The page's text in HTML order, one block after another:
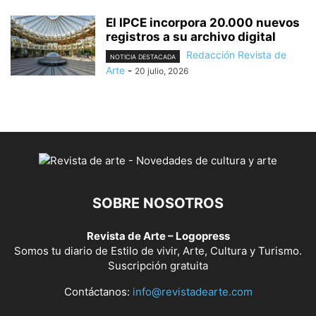
El IPCE incorpora 20.000 nuevos
registros a su archivo digital
NOTICIA DESTACADA
Redacción Revista de
Arte - 20 julio, 2026
SOBRE NOSOTROS
Revista de Arte – Logopress
Somos tu diario de Estilo de vivir, Arte, Cultura y Turismo.
Suscripción gratuita
Contáctanos: info@revistadearte.com